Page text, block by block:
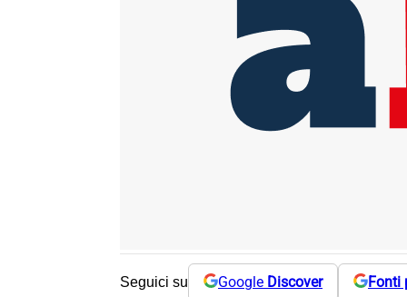
Seguici su Google Discover Fonti